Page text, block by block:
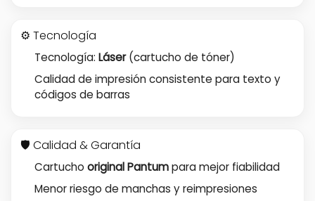
⚙️ Tecnología
Tecnología: Láser(cartucho de tóner)
Calidad de impresión consistente para texto y
códigos de barras
🛡️ Calidad & Garantía
Cartucho original Pantumpara mejor fiabilidad
Menor riesgo de manchas y reimpresiones